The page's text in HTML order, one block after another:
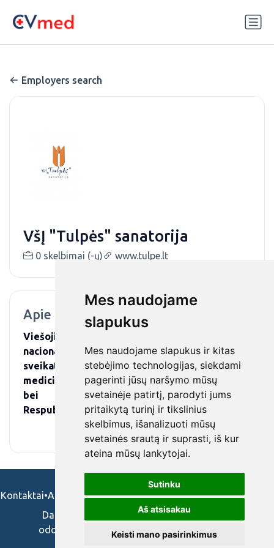
Mes naudojame
slapukus
Mes naudojame slapukus ir kitas
stebėjimo technologijas, siekdami
pagerinti jūsų naršymo mūsų
svetainėje patirtį, parodyti jums
pritaikytą turinį ir tikslinius
skelbimus, išanalizuoti mūsų
svetainės srautą ir suprasti, iš kur
ateina mūsų lankytojai.
Sutinku
Aš atsisakau
Keisti mano pasirinkimus
Employers search
VšĮ "Tulpės" sanatorija
0 skelbimai (-ų) www.tulpe.lt
Apie mus
Viešoji įstaiga „Tulpės“ sanatorija yra Lietuvos
nacionalinės sveikatos sistemos viešoji
sveikatos priežiūros ne pelno įstaiga, teikianti
medicininės reabilitacijos, sanatorinio gydymo
bei sveikatinimo paslaugas Lietuvos
Respublikos ir užsienio šalių piliečiams.
Kontaktai•Apie mus•Naudojimosi taisykės•Privatumo politika
Darbo skelbimai ir pasiūlymai: gydytojams,
odontologams, slaugytojams, veterinarams,